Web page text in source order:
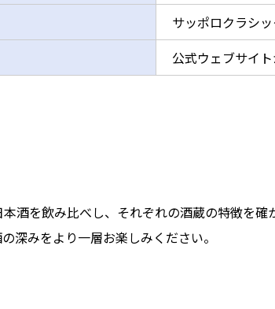
サッポロクラシ
公式ウェブサイ
酒を飲み比べし、それぞれの酒蔵の特徴を確
深みをより一層お楽しみください。